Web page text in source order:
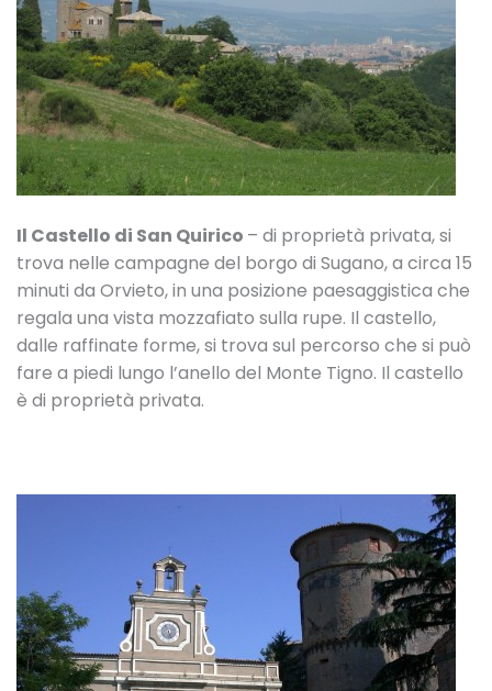
Il Castello di San Quirico – di proprietà privata, si
trova nelle campagne del borgo di Sugano, a circa 15
minuti da Orvieto, in una posizione paesaggistica che
regala una vista mozzafiato sulla rupe. Il castello,
dalle raffinate forme, si trova sul percorso che si può
fare a piedi lungo l’anello del Monte Tigno. Il castello
è di proprietà privata.